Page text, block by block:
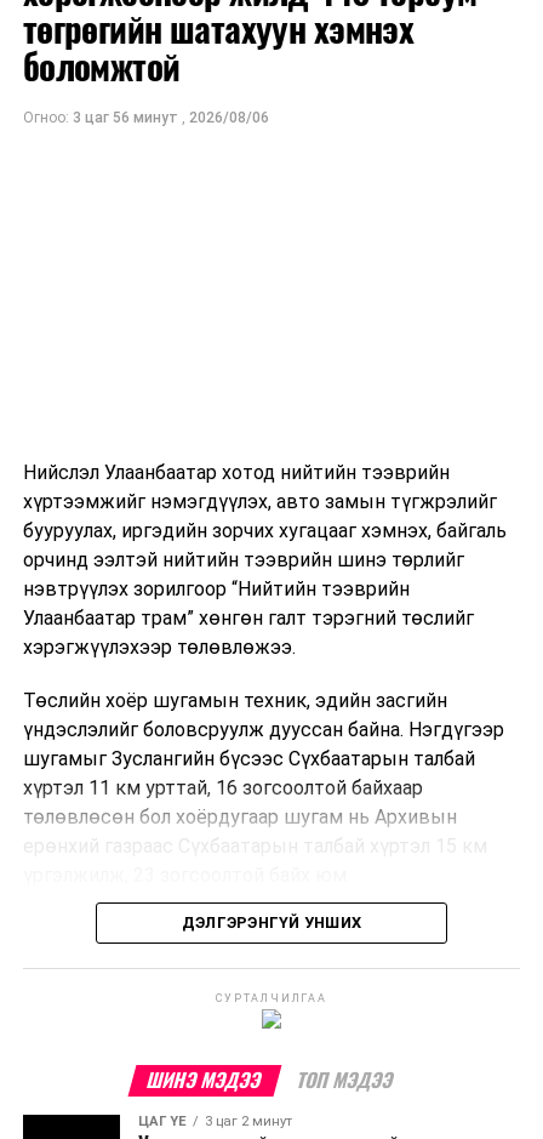
дундаж санхүүжилтийн хэмжээ700 мянган
ам.долларбайхаар тооцжээ.
төгрөгийн шатахуун хэмнэх
боломжтой
Огноо: 3 цаг 56 минут , 2026/08/06
Нийслэл Улаанбаатар хотод нийтийн тээврийн
хүртээмжийг нэмэгдүүлэх, авто замын түгжрэлийг
бууруулах, иргэдийн зорчих хугацааг хэмнэх, байгаль
орчинд ээлтэй нийтийн тээврийн шинэ төрлийг
нэвтрүүлэх зорилгоор “Нийтийн тээврийн
Улаанбаатар трам” хөнгөн галт тэрэгний төслийг
хэрэгжүүлэхээр төлөвлөжээ.
Төслийн хоёр шугамын техник, эдийн засгийн
үндэслэлийг боловсруулж дууссан байна. Нэгдүгээр
шугамыг Зуслангийн бүсээс Сүхбаатарын талбай
хүртэл 11 км урттай, 16 зогсоолтой байхаар
төлөвлөсөн бол хоёрдугаар шугам нь Архивын
ерөнхий газраас Сүхбаатарын талбай хүртэл 15 км
Төслийг бүрэн хэрэгжүүлснээр цагт 10-12 мянган
Трамвайн системийг хөгжүүлснээр нийтийн тээвэрт
суурилсан хот төлөвлөлтийг дэмжиж, шугам болон
зогсоолуудыг түшиглэсэн худалдаа, үйлчилгээ, орон
ДЭЛГЭРЭНГҮЙ УНШИХ
СУРТАЛЧИЛГАА
ШИНЭ МЭДЭЭ ТОП МЭДЭЭ
ЦАГ ҮЕ 3 цаг 2 минут